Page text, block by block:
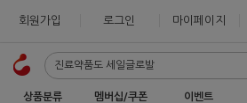
회원가입 로그인 마이페이지
상품분류 멤버십/쿠폰 이벤트